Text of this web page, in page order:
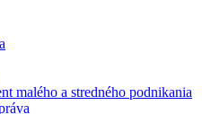
malého a stredného podnikania